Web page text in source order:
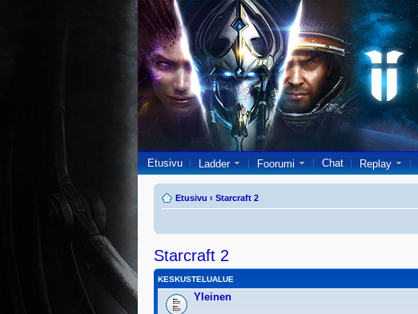
Etusivu Ladder Foorumi Chat Replay
Etusivu ‹ Starcraft 2
Starcraft 2
KESKUSTELUALUE
Yleinen